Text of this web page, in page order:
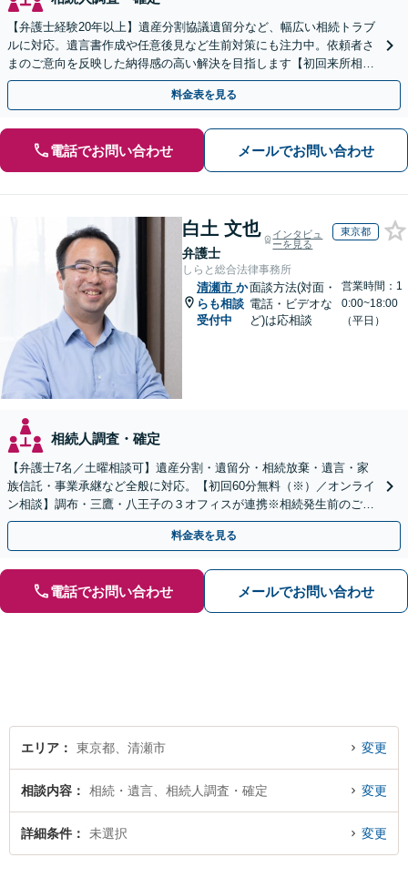
【弁護士経験20年以上】遺産分割協議遺留分など、幅広い相続トラブ
ルに対応。遺言書作成や任意後見など生前対策にも注力中。依頼者さ
まのご意向を反映した納得感の高い解決を目指します【初回来所相談
無料】【電話相談・web面談可】【千葉中央駅5分】
料金表を見る
電話でお問い合わせ メールでお問い合わせ
白土 文也
弁護士
インタビュ
ーを見る
東京都
しらと総合法律事務所
清瀬市 か
らも相談
受付中
面談方法(対面・
電話・ビデオな
ど)は応相談
営業時間：1
0:00~18:00
（平日）
相続人調査・確定
【弁護士7名／土曜相談可】遺産分割・遺留分・相続放棄・遺言・家
族信託・事業承継など全般に対応。【初回60分無料（※）／オンライ
ン相談】調布・三鷹・八王子の３オフィスが連携※相続発生前のご相
談など有料相談になるものもございます。
料金表を見る
電話でお問い合わせ メールでお問い合わせ
エリア 東京都、清瀬市 変更
相談内容 相続・遺言、相続人調査・確定 変更
詳細条件 未選択 変更